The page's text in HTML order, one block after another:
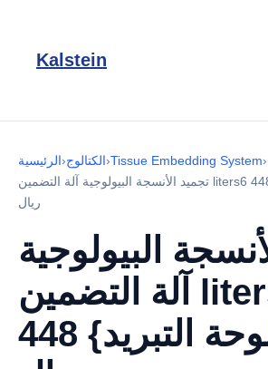
Kalstein
الرئيسية›الكتالوج›Tissue Embedding System›
تجميد الأنسجة البيولوجية آلة التضمين liters6 لتر، مع لوحة التبريد} 448
ريال
البيولوجية
آلة التضمين liters6 لتر،
مع لوحة التبريد} 448